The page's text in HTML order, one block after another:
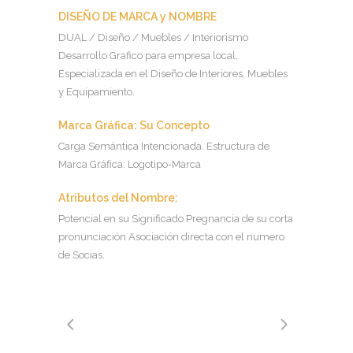
DISEÑO DE MARCA y NOMBRE
DUAL / Diseño / Muebles / Interiorismo
Desarrollo Grafico para empresa local,
Especializada en el Diseño de Interiores, Muebles
y Equipamiento.
Marca Gráfica: Su Concepto
Carga Semántica Intencionada. Estructura de
Marca Gráfica: Logotipo-Marca
Atributos del Nombre:
Potencial en su Significado Pregnancia de su corta
pronunciación Asociación directa con el numero
de Socias.